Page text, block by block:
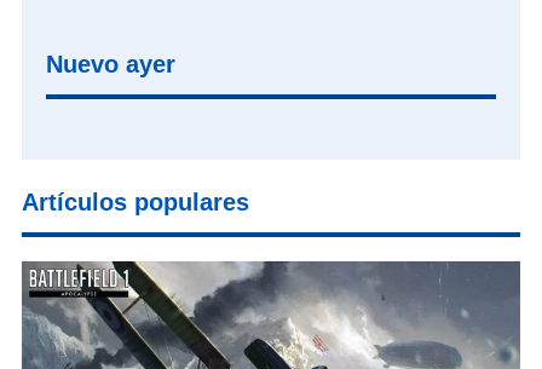
Nuevo ayer
Artículos populares